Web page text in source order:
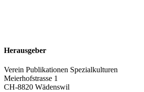
Herausgeber
Verein Publikationen Spezialkulturen
Meierhofstrasse 1
CH-8820 Wädenswil